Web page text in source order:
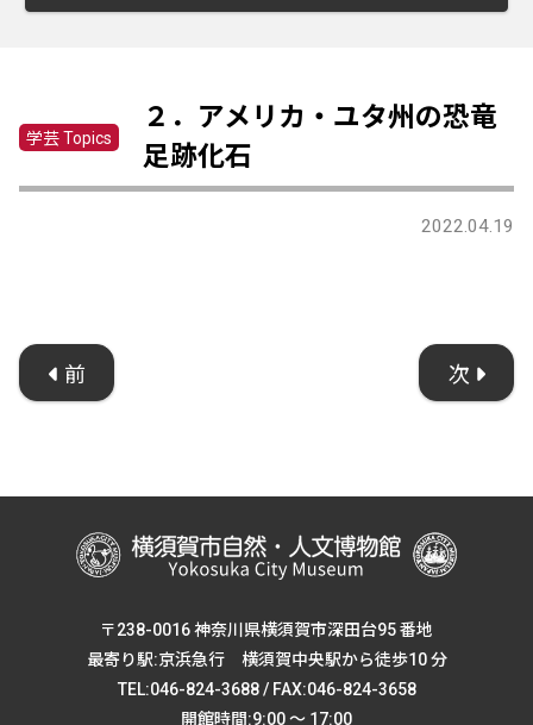
学芸 Topics
２．アメリカ・ユタ州の恐竜
足跡化石
2022.04.19
前 次
〒238-0016 神奈川県横須賀市深田台95 番地
最寄り駅:京浜急行 横須賀中央駅から徒歩10 分
TEL:046-824-3688 / FAX:046-824-3658
開館時間:9:00 ～ 17:00